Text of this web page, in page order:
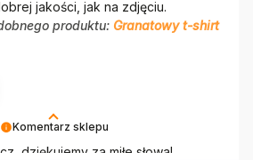
Komentarz sklepu
dziękujemy za miłe słowa!
jakości, jak na zdjęciu.
produktu: Granatowy t-shirt